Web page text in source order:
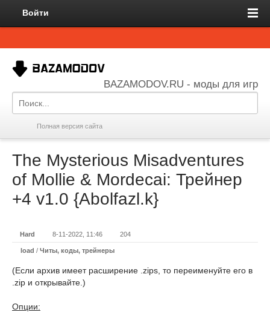
Войти
BAZAMODOV.RU - моды для игр
Полная версия сайта
The Mysterious Misadventures
of Mollie & Mordecai: Трейнер
+4 v1.0 {Abolfazl.k}
Hard 8-11-2022, 11:46 204
load / Читы, коды, трейнеры
(Если архив имеет расширение .zips, то переименуйте его в
.zip и открывайте.)
Опции: